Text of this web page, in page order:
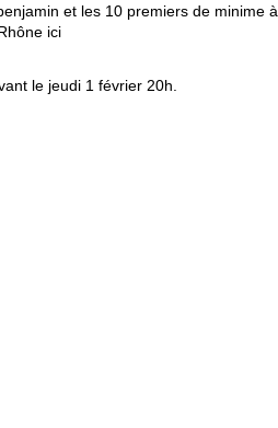
et les 10 premiers de minime à
ici
le jeudi 1 février 20h.